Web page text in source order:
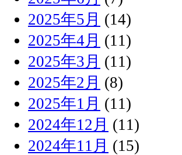
2025年5月 (14)
2025年4月 (11)
2025年3月 (11)
2025年2月 (8)
2025年1月 (11)
2024年12月 (11)
2024年11月 (15)